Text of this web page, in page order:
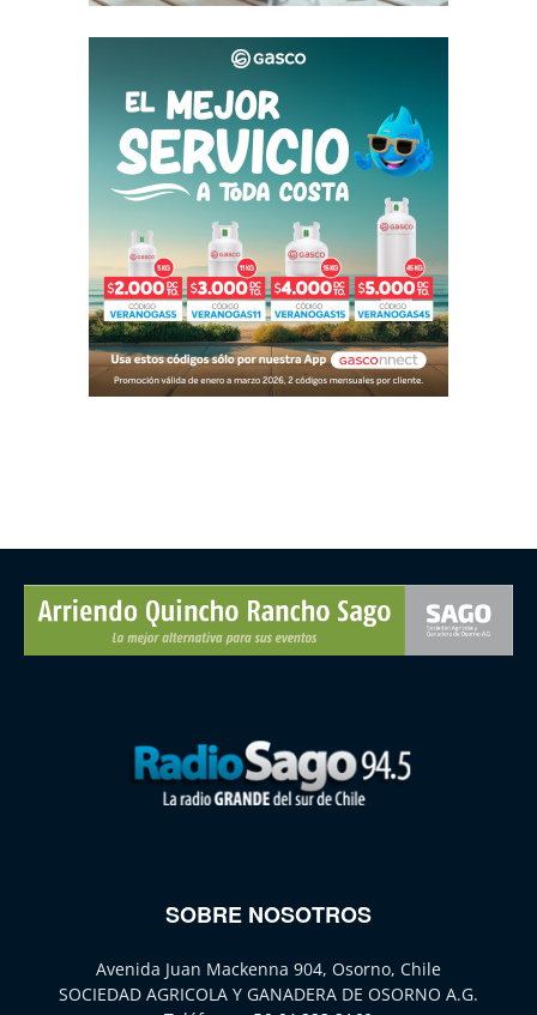
SOBRE NOSOTROS
Avenida Juan Mackenna 904, Osorno, Chile
SOCIEDAD AGRICOLA Y GANADERA DE OSORNO A.G.